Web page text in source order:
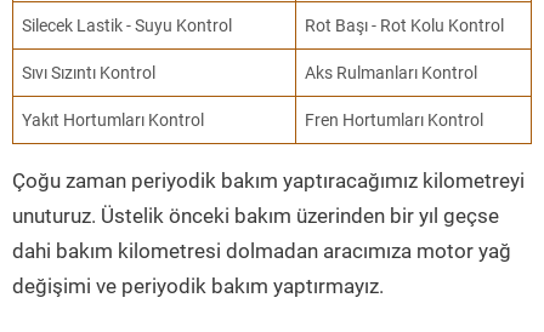
Silecek Lastik - Suyu Kontrol Rot Başı - Rot Kolu Kontrol
Sıvı Sızıntı Kontrol Aks Rulmanları Kontrol
Yakıt Hortumları Kontrol Fren Hortumları Kontrol
Çoğu zaman periyodik bakım yaptıracağımız kilometreyi
unuturuz. Üstelik önceki bakım üzerinden bir yıl geçse
dahi bakım kilometresi dolmadan aracımıza motor yağ
değişimi ve periyodik bakım yaptırmayız.